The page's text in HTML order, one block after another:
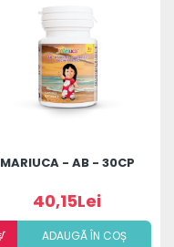
MARIUCA - AB - 30CP
40,15Lei
ADAUGÃ ÎN COȘ